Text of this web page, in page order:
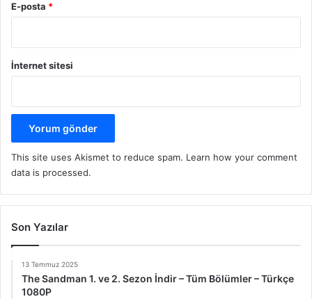
E-posta *
İnternet sitesi
This site uses Akismet to reduce spam. Learn how your comment
data is processed.
Son Yazılar
13 Temmuz 2025
The Sandman 1. ve 2. Sezon İndir – Tüm Bölümler – Türkçe
1080P